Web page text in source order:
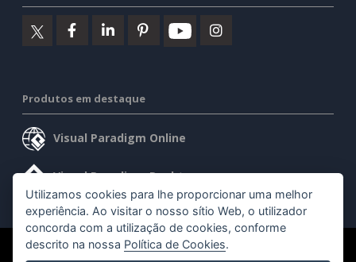
Produtos em destaque
Visual Paradigm Online
Visual Paradigm Desktop
©2026 by Visual Paradigm. Todos os direitos reservados.
Utilizamos cookies para lhe proporcionar uma melhor
experiência. Ao visitar o nosso sítio Web, o utilizador
concorda com a utilização de cookies, conforme
descrito na nossa Política de Cookies.